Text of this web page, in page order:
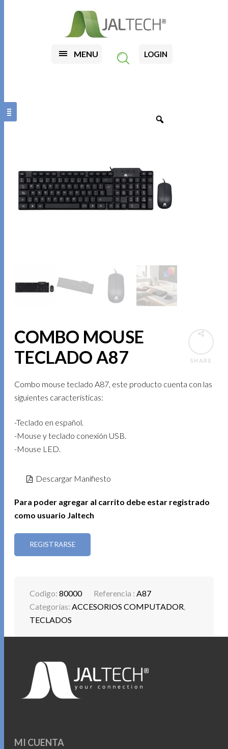
MENU LOGIN
SHARE
COMBO MOUSE
TECLADO A87
Combo mouse teclado A87, este producto cuenta con las
siguientes características:
-Teclado en español.
-Mouse y teclado conexión USB.
-Mouse LED.
Descargar Manifiesto
Para poder agregar al carrito debe estar registrado
como usuario Jaltech
REGISTRARSE
Codigo:80000 Referencia :A87
Categorías:ACCESORIOS COMPUTADOR,
TECLADOS
MI CUENTA